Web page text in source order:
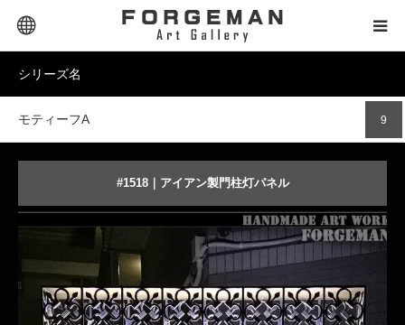
シリーズ名
9
モティーフA
#1518｜アイアン製門柱灯パネル
SELECTOR｜セレクター
PRODUCT｜商品タイプ
PRICE｜価格帯
STYLE｜スタイル
DESIGN｜デザイン名